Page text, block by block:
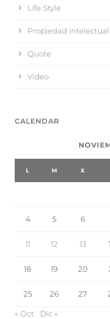
Life Style
Propiedad intelectual
Quote
Video
CALENDAR
L M X
4 5 6
11 12 13
18 19 20
25 26 27
« Oct Dic »